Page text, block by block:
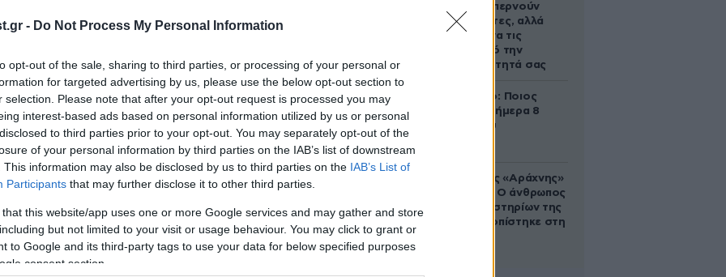
- Do Not Process My Personal Information
opt-out of the sale, sharing to third parties, or processing of your personal or
for targeted advertising by us, please use the below opt-out section to
selection. Please note that after your opt-out request is processed you may
interest-based ads based on personal information utilized by us or personal
to third parties prior to your opt-out. You may separately opt-out of the
of your personal information by third parties on the IAB’s list of downstream
This information may also be disclosed by us to third parties on the IAB’s List of
Participants that may further disclose it to other third parties.
that this website/app uses one or more Google services and may gather and store
but not limited to your visit or usage behaviour. You may click to grant or
to Google and its third-party tags to use your data for below specified purposes
consent section.
της εκπομπής «Αναζητώντας την κυρία με τη
ένα πιο εξειδικευμένο οδοιπορικό με
είτε συμμετείχε η ίδια η Κάλλας, είτε
ζωή της. Την παρουσίαση της μουσικής
τόσο ως ηθοποιού αλλά και με ταινίες και
από το λυρικό της ρεπερτόριο που
οι τροφές, περνούν
απαρατήρητες, αλλά
καλό είναι να τις
βγάλετε από την
καθημερινότητά σας
Εορτολόγιο: Ποιος
γιορτάζει σήμερα 8
Αυγούστου
Στα ίχνη της «Αράχνης»
του Άσαντ: Ο άνθρωπος
των βασανιστηρίων της
Συρίας εντοπίστηκε στη